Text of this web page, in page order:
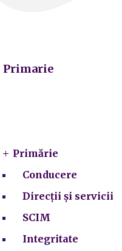
Primarie
Primărie
Conducere
Direcții și servicii
SCIM
Integritate